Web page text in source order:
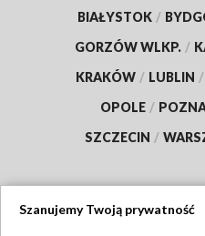
BIAŁYSTOK /
GORZÓW WLKP. /
KRAKÓW / LUBLIN /
OPOLE /
SZCZECIN /
Szanujemy Twoją prywatność